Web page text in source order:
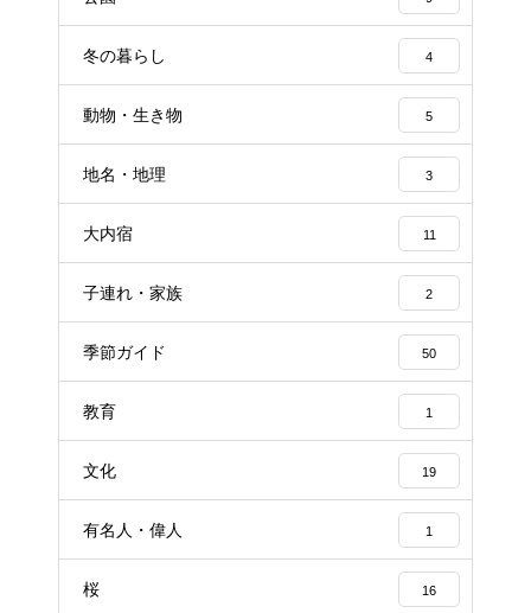
冬の暮らし 4
動物・生き物 5
地名・地理 3
大内宿 11
子連れ・家族 2
季節ガイド 50
教育 1
文化 19
有名人・偉人 1
桜 16